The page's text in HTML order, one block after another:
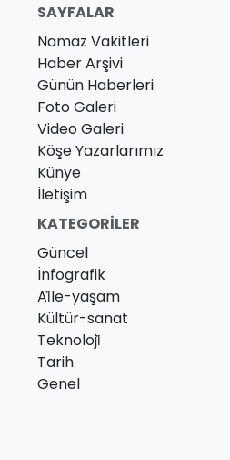
SAYFALAR
Namaz Vakitleri
Haber Arşivi
Günün Haberleri
Foto Galeri
Video Galeri
Köşe Yazarlarımız
Künye
İletişim
KATEGORILER
Güncel
İnfografik
Ai̇le-yaşam
Kültür-sanat
Teknoloji̇
Tarih
Genel